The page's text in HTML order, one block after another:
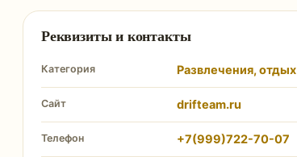
Реквизиты и контакты
Категория Развлечения, отдых
Сайт drifteam.ru
Телефон +7(999)722-70-07